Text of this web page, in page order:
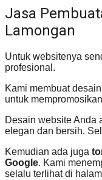
Jasa
Lamongan
Untuk websitenya
profesional.
Kami membuat
untuk
Desain website Anda
elegan dan bersih.
Kemudian ada juga
Google. Kami
selalu terlihat di